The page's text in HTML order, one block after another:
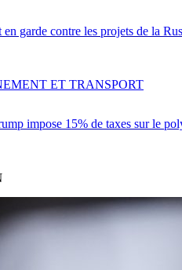
en garde contre les projets de la
impose 15% de taxes sur le
ET TRANSPORT